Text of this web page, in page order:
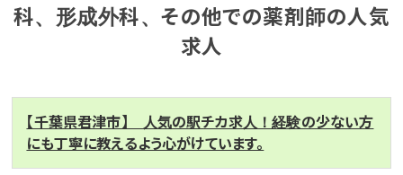
科、形成外科、その他での薬剤師の人気
求人
【千葉県君津市】 人気の駅チカ求人！経験の少ない方
にも丁寧に教えるよう心がけています。